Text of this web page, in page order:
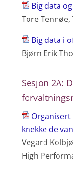
Big data
Tore
Big data i
Bjørn Erik
Sesjon 2A:
knekke de
Vegard
High